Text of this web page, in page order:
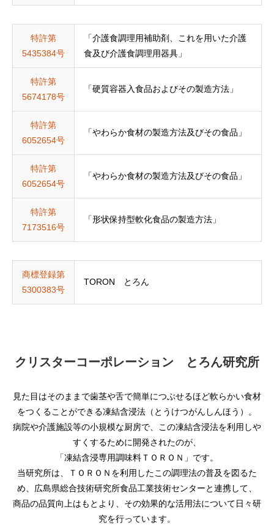
特許第
5435384号
「介護食調理用補助剤、これを用いた介護
食及び介護食調理用器具」
特許第
5674178号
「硬質容器入食品およびその製造方法」
特許第
6052654号
「やわらか食材の製造方法及びその食品」
特許第
6052654号
「やわらか食材の製造方法及びその食品」
特許第
7173516号
「形状保持型軟化食品の製造方法」
商標登録第
5300383号
TORON とろん
クリスターコーポレーション とろん研究所
見た目はそのままで歯茎や舌で簡単につぶせるほど軟らかい食材
をつくることができる凍結含浸法（とうけつがんしんほう）。
病院や介護施設等の小規模な厨房で、この凍結含浸法を利用しや
すくするために開発されたのが、
「凍結含浸専用調味料ＴＯＲＯＮ」です。
当研究所は、ＴＯＲＯＮを利用したこの調理法の普及を図るた
め、広島県総合技術研究所食品工業技術センターと連携して、
商品の品質向上はもとより、その効果的な活用法について日々研
究を行っています。